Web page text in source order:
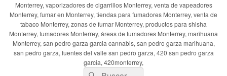
Monterrey, vaporizadores de cigarrillos Monterrey, venta de vapeadores
Monterrey, fumar en Monterrey, tiendas para fumadores Monterrey, venta de
tabaco Monterrey, zonas de fumar Monterrey, productos para shisha
Monterrey, fumadores Monterrey, áreas de fumadores Monterrey, marihuana
Monterrey, san pedro garza garcia cannabis, san pedro garza marihuana,
san pedro garza, fuentes del valle san pedro garza, 420 san pedro garza
garcia, 420monterrey,
BuscarBuscar